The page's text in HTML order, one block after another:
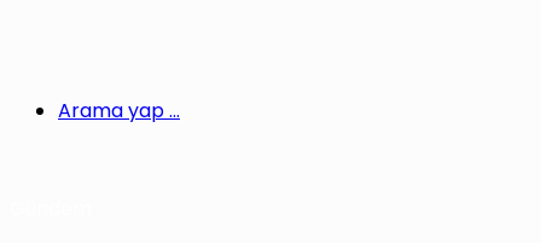
Arama yap ...